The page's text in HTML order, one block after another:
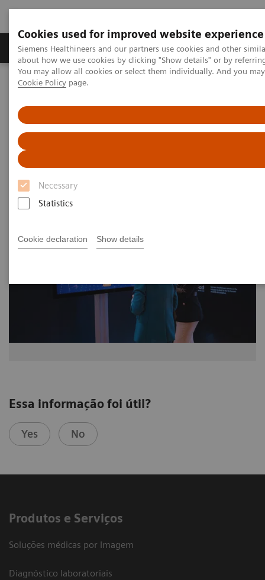
Cookies used for improved website experience
Siemens Healthineers and our partners use cookies and other
about how we use cookies by clicking "Show details" or by
You may allow all cookies or select them individually. And you
Cookie Policy page.
Necessary
Statistics
Cookie declaration Show details
Produtos e serviços Especialidades Clínicas e
Siemens Healthineers Brasil
MI World Summit 2026 Moments
Image 61
Image 61
Essa informação foi útil?
Yes No
Produtos e Serviços
Soluções médicas por Imagem
Diagnóstico laboratoriais